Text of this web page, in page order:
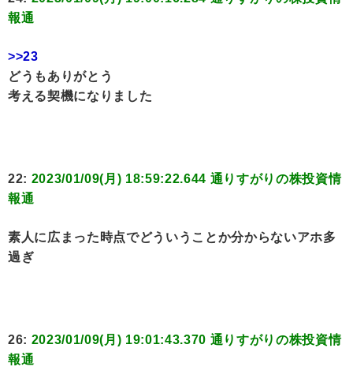
報通
>>23
どうもありがとう
考える契機になりました
22: 2023/01/09(月) 18:59:22.644 通りすがりの株投資情
報通
素人に広まった時点でどういうことか分からないアホ多
過ぎ
26: 2023/01/09(月) 19:01:43.370 通りすがりの株投資情
報通